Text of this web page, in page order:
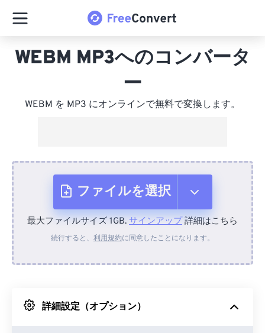
WEBM MP3へのコンバータ
ー
WEBM を MP3 にオンラインで無料で変換します。
ファイルを選択
デバイスから
Googleドライブから
最大ファイルサイズ 1GB. サインアップ詳細はこちら
続行すると、 利用規約に同意したことになります。
詳細設定（オプション）